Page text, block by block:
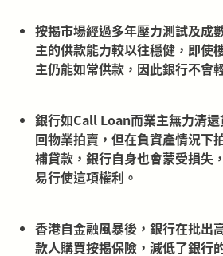
按揭市場經過多年壓力測試及成
主的供款能力較以往穩健，即使
主仍能如常供款，因此銀行不會
銀行如Call Loan而業主無力清
回物業拍賣，但在負資產情況下
補貸款，銀行自身也會蒙受損失
易行使這項權利。
香港自金融風暴後，銀行在批出
款人購買按揭保險，減低了銀行